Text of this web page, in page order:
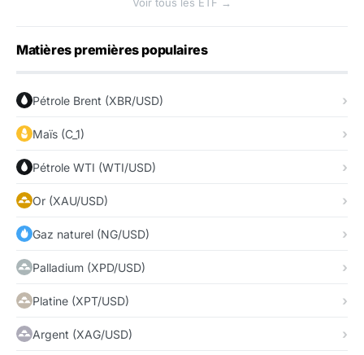
Matières premières populaires
Pétrole Brent (XBR/USD)
Maïs (C_1)
Pétrole WTI (WTI/USD)
Or (XAU/USD)
Gaz naturel (NG/USD)
Palladium (XPD/USD)
Platine (XPT/USD)
Argent (XAG/USD)